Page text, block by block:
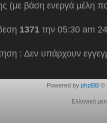
(με βάση ενεργά μέλη
1371την 05:30 am
: Δεν υπάρχουν
Powered by phpBB©
Ελληνική